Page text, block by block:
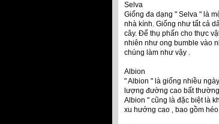
Selva
Giống đa dạng " Selva " là
nhà kính. Giống như tất cả
cây. Để thụ phấn cho thực
nhiên như ong bumble vào
chúng làm như vậy .
Albion
" Albion " là giống nhiều
lượng đường cao bất
Albion " cũng là đặc biệt là
xu hướng cao , bao gồm